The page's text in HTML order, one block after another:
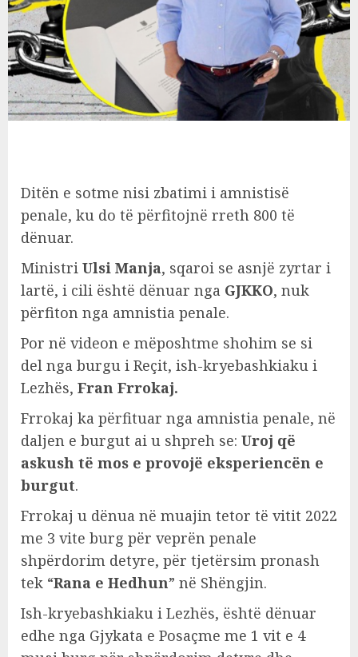
Ditën e sotme nisi zbatimi i amnistisë
penale, ku do të përfitojnë rreth 800 të
dënuar.
Ministri Ulsi Manja, sqaroi se asnjë zyrtar i
lartë, i cili është dënuar nga GJKKO, nuk
përfiton nga amnistia penale.
Por në videon e mëposhtme shohim se si
del nga burgu i Reçit, ish-kryebashkiaku i
Lezhës, Fran Frrokaj.
Frrokaj ka përfituar nga amnistia penale, në
daljen e burgut ai u shpreh se: Uroj që
askush të mos e provojë eksperiencën e
burgut.
Frrokaj u dënua në muajin tetor të vitit 2022
me 3 vite burg për veprën penale
shpërdorim detyre, për tjetërsim pronash
tek “Rana e Hedhun” në Shëngjin.
Ish-kryebashkiaku i Lezhës, është dënuar
edhe nga Gjykata e Posaçme me 1 vit e 4